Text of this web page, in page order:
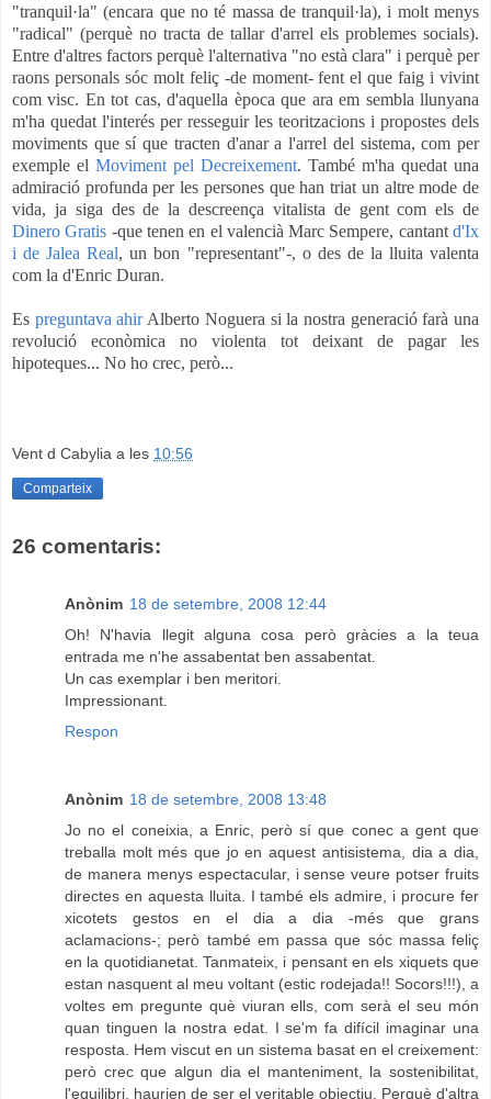
"tranquil·la" (encara que no té massa de tranquil·la), i molt menys
"radical" (perquè no tracta de tallar d'arrel els problemes socials).
Entre d'altres factors perquè l'alternativa "no està clara" i perquè per
raons personals sóc molt feliç -de moment- fent el que faig i vivint
com visc. En tot cas, d'aquella època que ara em sembla llunyana
m'ha quedat l'interés per resseguir les teoritzacions i propostes dels
moviments que sí que tracten d'anar a l'arrel del sistema, com per
exemple el Moviment pel Decreixement. També m'ha quedat una
admiració profunda per les persones que han triat un altre mode de
vida, ja siga des de la descreença vitalista de gent com els de
Dinero Gratis -que tenen en el valencià Marc Sempere, cantantd'Ix
i de Jalea Real, un bon "representant"-, o des de la lluita valenta
com la d'Enric Duran.
Es preguntava ahirAlberto Noguera si la nostra generació farà una
revolució econòmica no violenta tot deixant de pagar les
hipoteques... No ho crec, però...
Vent d Cabylia a les 10:56
Comparteix
26 comentaris:
Anònim 18 de setembre, 2008 12:44
Oh! N'havia llegit alguna cosa però gràcies a la teua
entrada me n'he assabentat ben assabentat.
Un cas exemplar i ben meritori.
Impressionant.
Respon
Anònim 18 de setembre, 2008 13:48
Jo no el coneixia, a Enric, però sí que conec a gent que
treballa molt més que jo en aquest antisistema, dia a dia,
de manera menys espectacular, i sense veure potser fruits
directes en aquesta lluita. I també els admire, i procure fer
xicotets gestos en el dia a dia -més que grans
aclamacions-; però també em passa que sóc massa feliç
en la quotidianetat. Tanmateix, i pensant en els xiquets que
estan nasquent al meu voltant (estic rodejada!! Socors!!!), a
voltes em pregunte què viuran ells, com serà el seu món
quan tinguen la nostra edat. I se'm fa difícil imaginar una
resposta. Hem viscut en un sistema basat en el creixement:
però crec que algun dia el manteniment, la sostenibilitat,
l'equilibri, haurien de ser el veritable objectiu. Perquè d'altra